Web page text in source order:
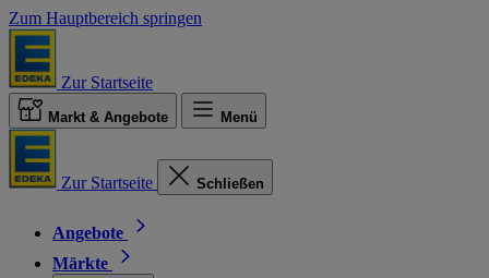
Zum Hauptbereich springen
Zur Startseite
Markt & Angebote Menü
Zur Startseite Schließen
Angebote
Märkte